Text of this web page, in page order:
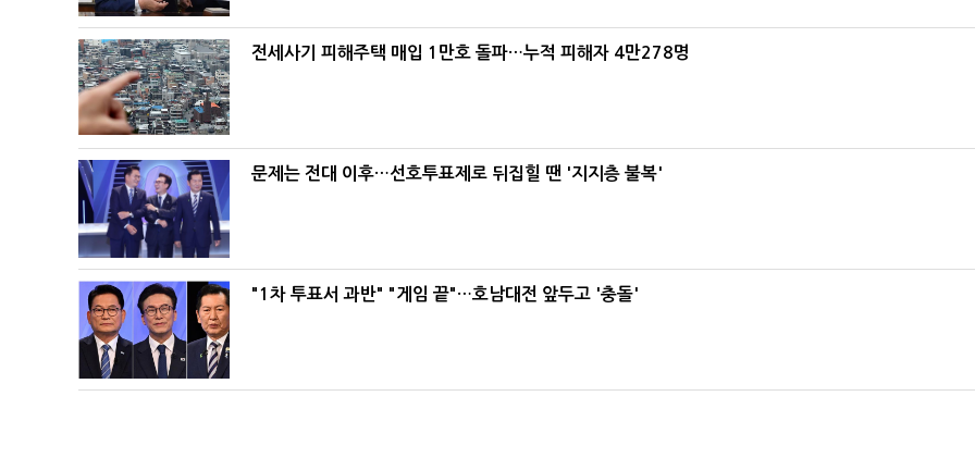
전세사기 피해주택 매입 1만호 돌파…누적 피해자 4만278명
문제는 전대 이후…선호투표제로 뒤집힐 땐 '지지층 불복'
"1차 투표서 과반" "게임 끝"…호남대전 앞두고 '충돌'